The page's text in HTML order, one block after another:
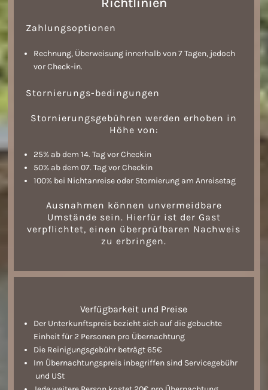
Zahlungsoptionen
Rechnung, Überweisung innerhalb von 7 Tagen, jedoch
vor Check-in.
Stornierungs-bedingungen
Stornierungsgebühren werden erhoben in
Höhe von:
25% ab dem 14. Tag vor Checkin
50% ab dem 07. Tag vor Checkin
100% bei Nichtanreise oder Stornierung am Anreisetag
Ausnahmen können unvermeidbare
Umstände sein. Hierfür ist der Gast
verpflichtet, einen überprüfbaren Nachweis
zu erbringen.
Verfügbarkeit und Preise
Der Unterkunftspreis bezieht sich auf die gebuchte
Einheit für 2 Personen pro Übernachtung
Die Reinigungsgebühr beträgt 65€
Im Übernachtungspreis inbegriffen sind Servicegebühr
und USt